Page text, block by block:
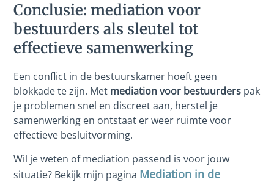
Conclusie: mediation voor
bestuurders als sleutel tot
effectieve samenwerking
Een conflict in de bestuurskamer hoeft geen
blokkade te zijn. Met mediation voor bestuurders pak
je problemen snel en discreet aan, herstel je
samenwerking en ontstaat er weer ruimte voor
effectieve besluitvorming.
Wil je weten of mediation passend is voor jouw
situatie? Bekijk mijn pagina Mediation in de